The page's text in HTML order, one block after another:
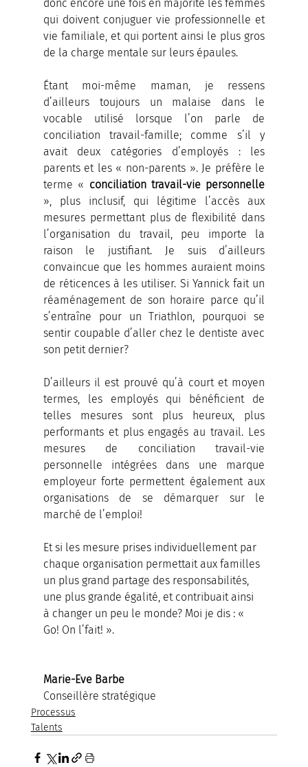
donc encore une fois en majorité les femmes
qui doivent conjuguer vie professionnelle et
vie familiale, et qui portent ainsi le plus gros
de la charge mentale sur leurs épaules.
Étant moi-même maman, je ressens
d’ailleurs toujours un malaise dans le
vocable utilisé lorsque l’on parle de
conciliation travail-famille; comme s’il y
avait deux catégories d’employés : les
parents et les « non-parents ». Je préfère le
terme «
», plus inclusif, qui légitime l’accès aux
mesures permettant plus de flexibilité dans
l’organisation du travail, peu importe la
raison le justifiant. Je suis d’ailleurs
convaincue que les hommes auraient moins
de réticences à les utiliser. Si Yannick fait un
réaménagement de son horaire parce qu’il
s’entraîne pour un Triathlon, pourquoi se
sentir coupable d’aller chez le dentiste avec
son petit dernier?
D’ailleurs il est prouvé qu’à court et moyen
termes, les employés qui bénéficient de
telles mesures sont plus heureux, plus
performants et plus engagés au travail. Les
mesures de conciliation travail-vie
personnelle intégrées dans une marque
employeur forte permettent également aux
organisations de se démarquer sur le
marché de l’emploi!
Et si les mesure prises individuellement par
chaque organisation permettait aux familles
un plus grand partage des responsabilités,
une plus grande égalité, et contribuait ainsi
à changer un peu le monde? Moi je dis : «
Go! On l’fait! ».
Marie-Eve Barbe
Conseillère stratégique
Processus
Talents